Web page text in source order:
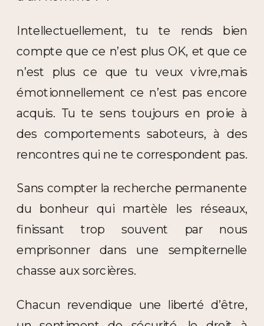
Intellectuellement, tu te rends bien
compte que ce n’est plus OK, et que ce
n’est plus ce que tu veux vivre,mais
émotionnellement ce n’est pas encore
acquis. Tu te sens toujours en proie à
des comportements saboteurs, à des
rencontres qui ne te correspondent pas.
Sans compter la recherche permanente
du bonheur qui martèle les réseaux,
finissant trop souvent par nous
emprisonner dans une sempiternelle
chasse aux sorcières.
Chacun revendique une liberté d’être,